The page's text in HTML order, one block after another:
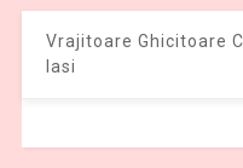
Vrajitoare Ghicitoare
Iasi